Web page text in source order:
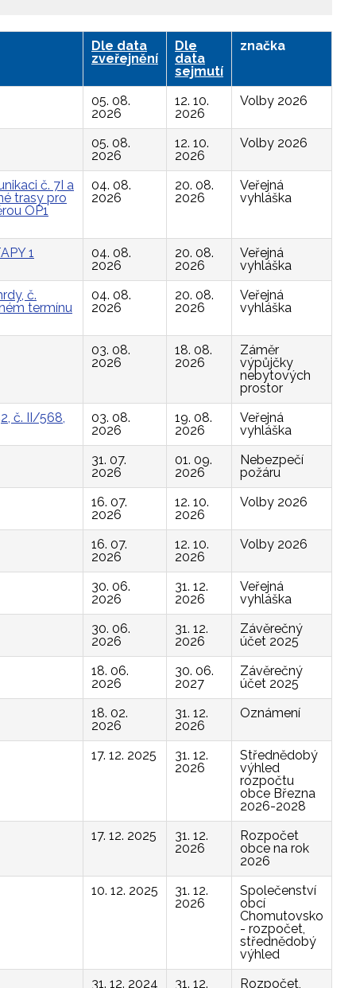
Dle data
zveřejnění
Dle
data
sejmutí
značka
05. 08.
2026
12. 10.
2026
Volby 2026
05. 08.
2026
12. 10.
2026
Volby 2026
č. 7I a
trasy pro
OP1
04. 08.
2026
20. 08.
2026
Veřejná
vyhláška
1
04. 08.
2026
20. 08.
2026
Veřejná
vyhláška
č.
termínu
04. 08.
2026
20. 08.
2026
Veřejná
vyhláška
03. 08.
2026
18. 08.
2026
Záměr
výpůjčky
nebytových
prostor
č. II/568,
03. 08.
2026
19. 08.
2026
Veřejná
vyhláška
31. 07.
2026
01. 09.
2026
Nebezpečí
požáru
16. 07.
2026
12. 10.
2026
Volby 2026
16. 07.
2026
12. 10.
2026
Volby 2026
30. 06.
2026
31. 12.
2026
Veřejná
vyhláška
30. 06.
2026
31. 12.
2026
Závěrečný
účet 2025
18. 06.
2026
30. 06.
2027
Závěrečný
účet 2025
18. 02.
2026
31. 12.
2026
Oznámení
17. 12. 2025
31. 12.
2026
Střednědobý
výhled
rozpočtu
obce Března
2026-2028
17. 12. 2025
31. 12.
2026
Rozpočet
obce na rok
2026
10. 12. 2025
31. 12.
2026
Společenství
obcí
Chomutovsko
- rozpočet,
střednědobý
výhled
31. 12. 2024
31. 12.
Rozpočet,